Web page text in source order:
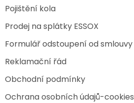
Pojištění kola
Prodej na splátky ESSOX
Formulář odstoupení od smlouvy
Reklamační řád
Obchodní podmínky
Ochrana osobních údajů-cookies